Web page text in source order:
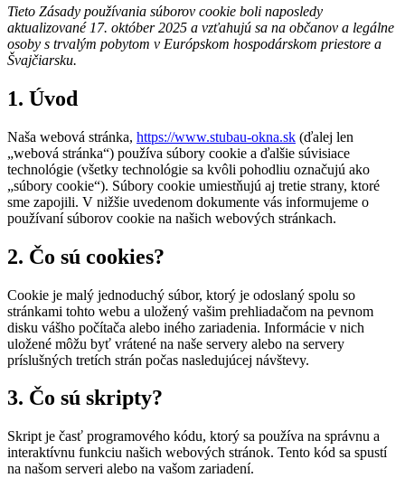
Tieto Zásady používania súborov cookie boli naposledy
aktualizované 17. október 2025 a vzťahujú sa na občanov a legálne
osoby s trvalým pobytom v Európskom hospodárskom priestore a
Švajčiarsku.
1. Úvod
Naša webová stránka, https://www.stubau-okna.sk (ďalej len
„webová stránka“) používa súbory cookie a ďalšie súvisiace
technológie (všetky technológie sa kvôli pohodliu označujú ako
„súbory cookie“). Súbory cookie umiestňujú aj tretie strany, ktoré
sme zapojili. V nižšie uvedenom dokumente vás informujeme o
používaní súborov cookie na našich webových stránkach.
2. Čo sú cookies?
Cookie je malý jednoduchý súbor, ktorý je odoslaný spolu so
stránkami tohto webu a uložený vašim prehliadačom na pevnom
disku vášho počítača alebo iného zariadenia. Informácie v nich
uložené môžu byť vrátené na naše servery alebo na servery
príslušných tretích strán počas nasledujúcej návštevy.
3. Čo sú skripty?
Skript je časť programového kódu, ktorý sa používa na správnu a
interaktívnu funkciu našich webových stránok. Tento kód sa spustí
na našom serveri alebo na vašom zariadení.